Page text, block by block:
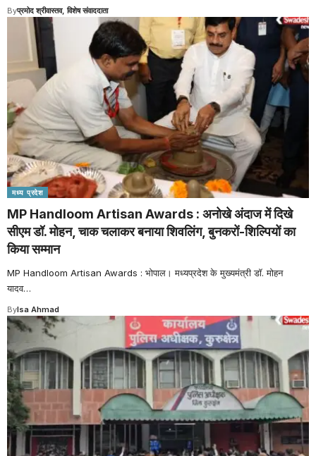
Byप्रमोद श्रीवास्तव, विशेष संवाददाता
मध्य प्रदेश
MP Handloom Artisan Awards : अनोखे अंदाज में दिखे
सीएम डॉ. मोहन, चाक चलाकर बनाया शिवलिंग, बुनकरों-शिल्पियों का
किया सम्मान
MP Handloom Artisan Awards : भोपाल। मध्यप्रदेश के मुख्यमंत्री डॉ. मोहन
यादव…
ByIsa Ahmad